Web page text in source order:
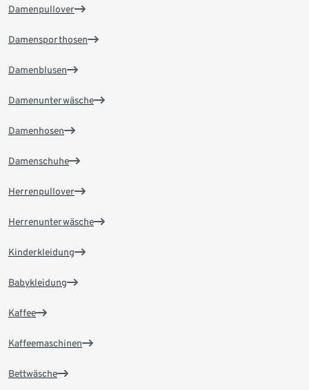
Damenpullover
Damensporthosen
Damenblusen
Damenunterwäsche
Damenhosen
Damenschuhe
Herrenpullover
Herrenunterwäsche
Kinderkleidung
Babykleidung
Kaffee
Kaffeemaschinen
Bettwäsche